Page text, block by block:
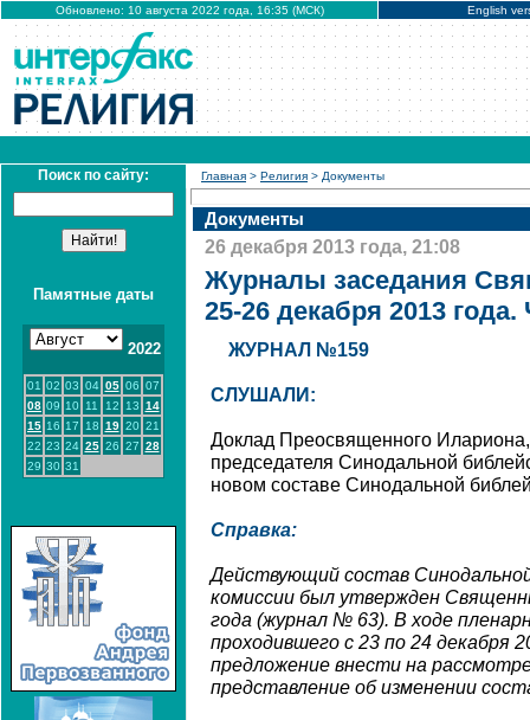
Обновлено: 10 августа 2022 года, 16:35 (МСК) English
Поиск по сайту:
Памятные даты
2022
01 02 03 04 05 06 07
08 09 10 11 12 13 14
15 16 17 18 19 20 21
22 23 24 25 26 27 28
29 30 31
Главная > Религия > Документы
Документы
26 декабря 2013 года, 21:08
Журналы заседания
25-26 декабря 2013 года.
ЖУРНАЛ №159
СЛУШАЛИ:
Доклад Преосвященного
председателя Синодальной
новом составе Синодальной
Справка:
Действующий состав
комиссии был утвержден
года (журнал № 63). В ходе
проходившего с 23 по 24 декабря
предложение внести на
представление об изменении